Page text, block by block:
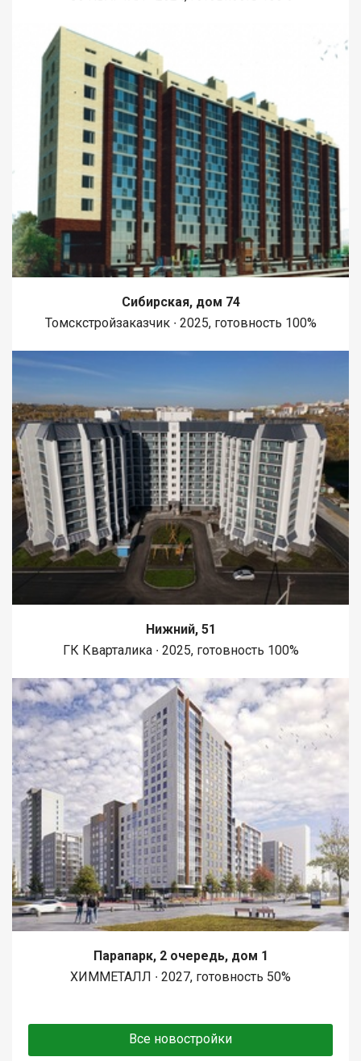
Сибирская, дом 74
Томскстройзаказчик ∙ 2025, готовность 100%
Нижний, 51
ГК Кварталика ∙ 2025, готовность 100%
Парапарк, 2 очередь, дом 1
ХИММЕТАЛЛ ∙ 2027, готовность 50%
Все новостройки